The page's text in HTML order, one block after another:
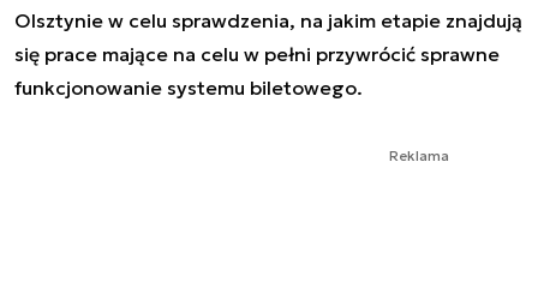
Olsztynie w celu sprawdzenia, na jakim etapie znajdują
się prace mające na celu w pełni przywrócić sprawne
funkcjonowanie systemu biletowego.
Reklama